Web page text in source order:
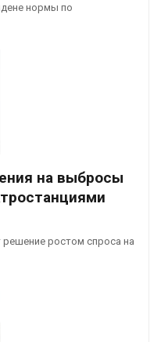
нормы по
на выбросы
решение ростом спроса на